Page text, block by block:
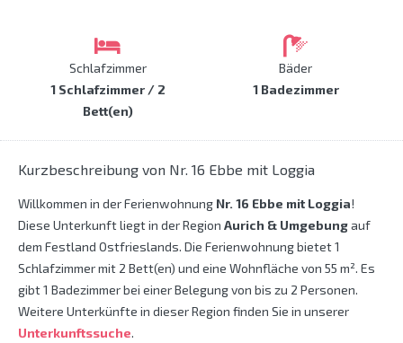
Schlafzimmer
1 Schlafzimmer / 2
Bett(en)
Bäder
1 Badezimmer
Kurzbeschreibung von Nr. 16 Ebbe mit Loggia
Willkommen in der Ferienwohnung Nr. 16 Ebbe mit Loggia!
Diese Unterkunft liegt in der Region Aurich & Umgebungauf
dem Festland Ostfrieslands. Die Ferienwohnung bietet 1
Schlafzimmer mit 2 Bett(en) und eine Wohnfläche von 55 m². Es
gibt 1 Badezimmer bei einer Belegung von bis zu 2 Personen.
Weitere Unterkünfte in dieser Region finden Sie in unserer
Unterkunftssuche.